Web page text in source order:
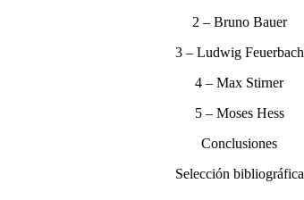
2 – Bruno Bauer
3 – Ludwig Feuerbach
4 – Max Stirner
5 – Moses Hess
Conclusiones
Selección bibliográfica